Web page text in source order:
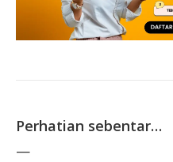
Perhatian sebentar…
—